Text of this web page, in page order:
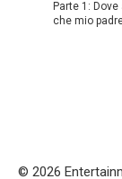
Parte 1:
che mio
© 2026